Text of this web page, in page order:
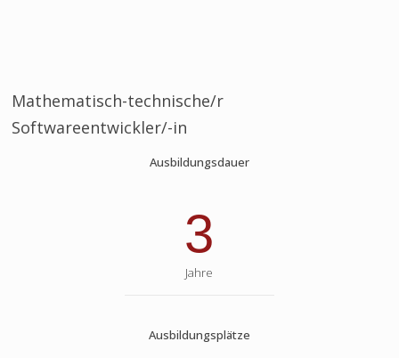
Mathematisch-technische/r
Softwareentwickler/-in
Ausbildungsdauer
3
Jahre
Ausbildungsplätze